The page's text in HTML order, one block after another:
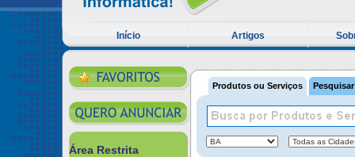
Início Artigos
Área Restrita
Produtos ou Serviços